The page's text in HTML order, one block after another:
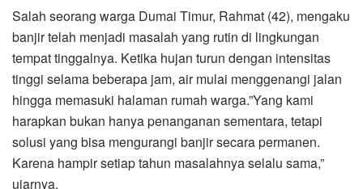
Salah seorang warga Dumai Timur, Rahmat (42), mengaku
banjir telah menjadi masalah yang rutin di lingkungan
tempat tinggalnya. Ketika hujan turun dengan intensitas
tinggi selama beberapa jam, air mulai menggenangi jalan
hingga memasuki halaman rumah warga.”Yang kami
harapkan bukan hanya penanganan sementara, tetapi
solusi yang bisa mengurangi banjir secara permanen.
Karena hampir setiap tahun masalahnya selalu sama,”
ujarnya.